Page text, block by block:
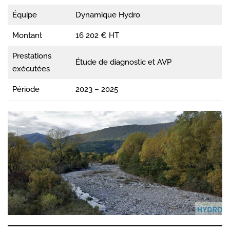
Équipe Dynamique Hydro
Montant 16 202 € HT
Prestations
exécutées
Étude de diagnostic et AVP
Période 2023 – 2025